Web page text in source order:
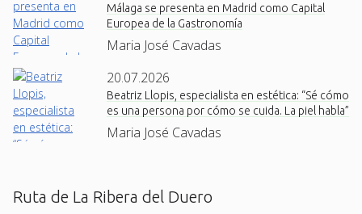
Málaga se presenta en Madrid como Capital
Europea de la Gastronomía
Maria José Cavadas
20.07.2026
Beatriz Llopis, especialista en estética: “Sé cómo
es una persona por cómo se cuida. La piel habla”
Maria José Cavadas
Ruta de La Ribera del Duero